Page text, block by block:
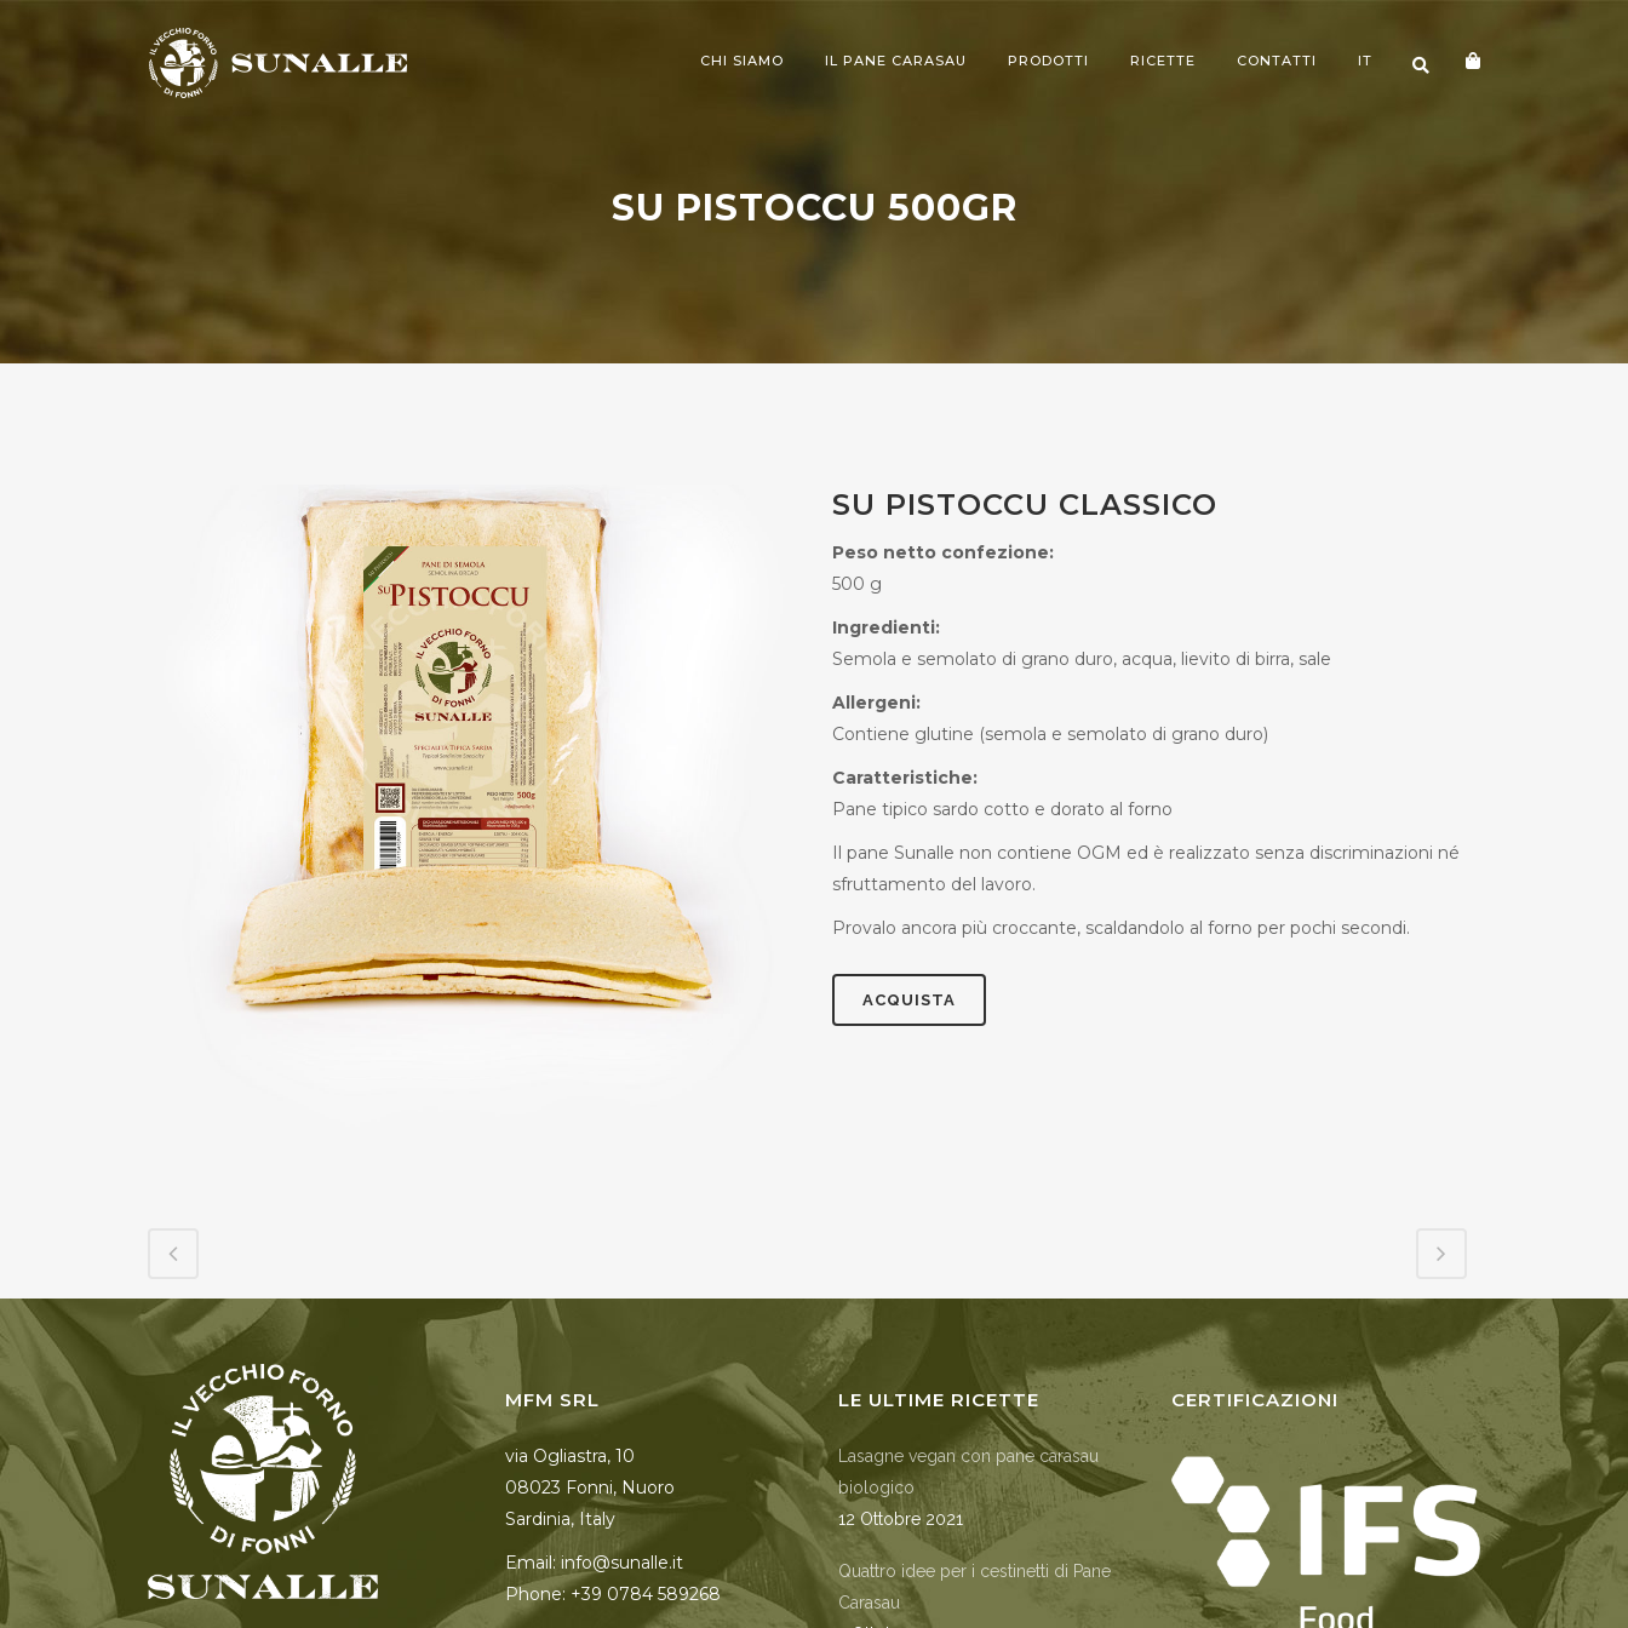
CHI SIAMO IL PANE CARASAU PRODOTTI RICETTE CONTATTI IT
SU PISTOCCU 500GR
SU PISTOCCU CLASSICO
Peso netto confezione:
500 g
Ingredienti:
Semola e semolato di grano duro, acqua, lievito di birra, sale
Allergeni:
Contiene glutine (semola e semolato di grano duro)
Caratteristiche:
Pane tipico sardo cotto e dorato al forno
Il pane Sunalle non contiene OGM ed è realizzato senza discriminazioni né
sfruttamento del lavoro.
Provalo ancora più croccante, scaldandolo al forno per pochi secondi.
ACQUISTA
MFM SRL
via Ogliastra, 10
08023 Fonni, Nuoro
Sardinia, Italy
Email: info@sunalle.it
Phone: +39 0784 589268
LE ULTIME RICETTE
Lasagne vegan con pane carasau
biologico
12 Ottobre 2021
Quattro idee per i cestinetti di Pane
Carasau
CERTIFICAZIONI